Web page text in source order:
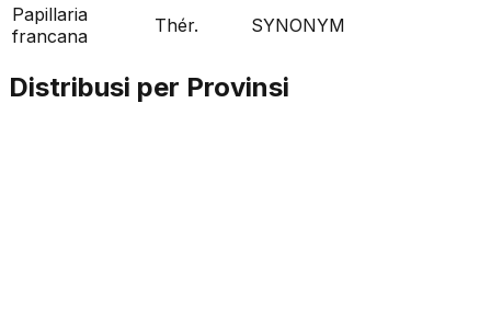
Papillaria
francana
Thér. SYNONYM
Distribusi per Provinsi